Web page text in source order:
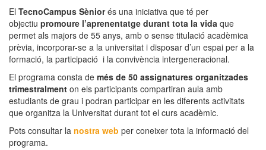
El TecnoCampus Sèniorés una iniciativa que té per
objectiu promoure l’aprenentatge durant tota la vida que
permet als majors de 55 anys, amb o sense titulació acadèmica
prèvia, incorporar-se a la universitat i disposar d’un espai per a la
formació, la participació i la convivència intergeneracional.
El programa consta de més de 50 assignatures organitzades
trimestralment on els participants compartiran aula amb
estudiants de grau i podran participar en les diferents activitats
que organitza la Universitat durant tot el curs acadèmic.
Pots consultar la nostra web per coneixer tota la informació del
programa.